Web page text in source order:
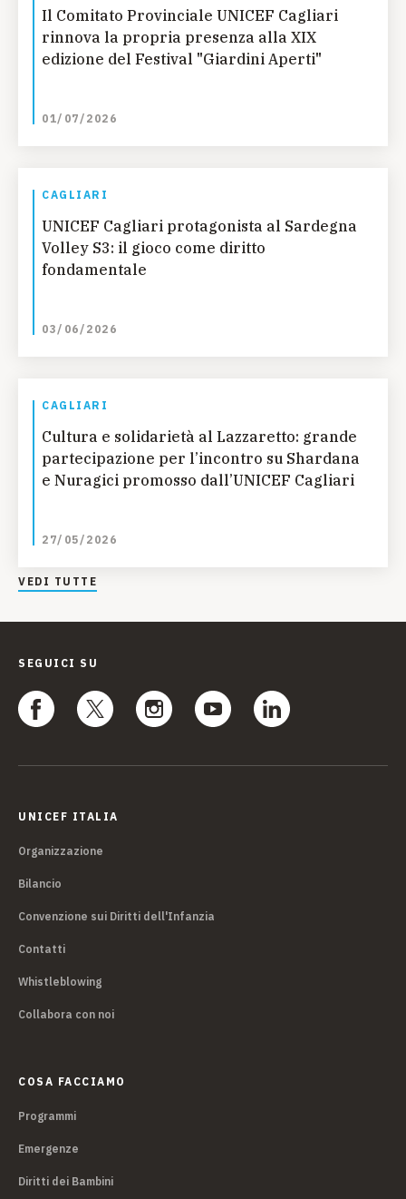
Il Comitato Provinciale UNICEF Cagliari
rinnova la propria presenza alla XIX
edizione del Festival "Giardini Aperti"
01/07/2026
CAGLIARI
UNICEF Cagliari protagonista al Sardegna
Volley S3: il gioco come diritto
fondamentale
03/06/2026
CAGLIARI
Cultura e solidarietà al Lazzaretto: grande
partecipazione per l’incontro su Shardana
e Nuragici promosso dall’UNICEF Cagliari
27/05/2026
VEDI TUTTE
SEGUICI SU
UNICEF ITALIA
Organizzazione
Bilancio
Convenzione sui Diritti dell'Infanzia
Contatti
Whistleblowing
Collabora con noi
COSA FACCIAMO
Programmi
Emergenze
Diritti dei Bambini